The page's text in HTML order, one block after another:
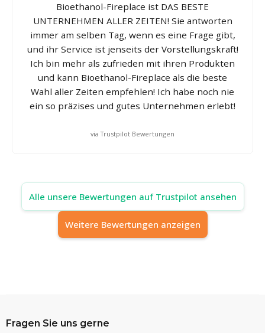
Bioethanol-Fireplace ist DAS BESTE
UNTERNEHMEN ALLER ZEITEN! Sie antworten
immer am selben Tag, wenn es eine Frage gibt,
und ihr Service ist jenseits der Vorstellungskraft!
Ich bin mehr als zufrieden mit ihren Produkten
und kann Bioethanol-Fireplace als die beste
Wahl aller Zeiten empfehlen! Ich habe noch nie
ein so präzises und gutes Unternehmen erlebt!
via Trustpilot Bewertungen
Alle unsere Bewertungen auf Trustpilot ansehen
Weitere Bewertungen anzeigen
Fragen Sie uns gerne